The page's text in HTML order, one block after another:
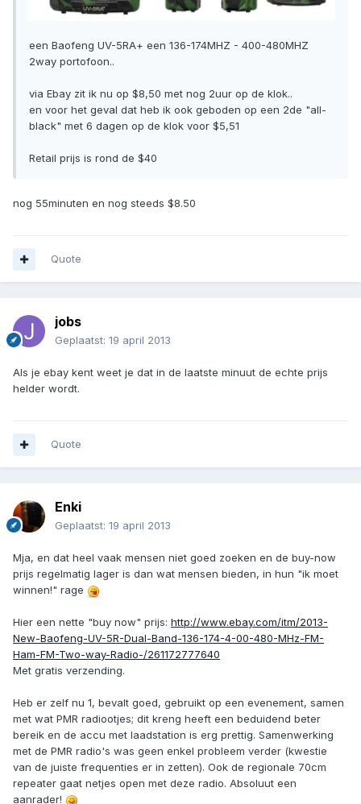
een Baofeng UV-5RA+ een 136-174MHZ - 400-480MHZ
2way portofoon..
via Ebay zit ik nu op $8,50 met nog 2uur op de klok..
en voor het geval dat heb ik ook geboden op een 2de "all-
black" met 6 dagen op de klok voor $5,51
Retail prijs is rond de $40
nog 55minuten en nog steeds $8.50
Quote
jobs
Geplaatst: 19 april 2013
Als je ebay kent weet je dat in de laatste minuut de echte prijs
helder wordt.
Quote
Enki
Geplaatst: 19 april 2013
Mja, en dat heel vaak mensen niet goed zoeken en de buy-now
prijs regelmatig lager is dan wat mensen bieden, in hun "ik moet
winnen!" rage
Hier een nette "buy now" prijs: http://www.ebay.com/itm/2013-
New-Baofeng-UV-5R-Dual-Band-136-174-4-00-480-MHz-FM-
Ham-FM-Two-way-Radio-/261172777640
Met gratis verzending.
Heb er zelf nu 1, bevalt goed, gebruikt op een evenement, samen
met wat PMR radiootjes; dit kreng heeft een beduidend beter
bereik en de accu met laadstation is erg prettig. Samenwerking
met de PMR radio's was geen enkel probleem verder (kwestie
van de juiste frequenties er in zetten). Ook de regionale 70cm
repeater gaat netjes open met deze radio. Absoluut een
aanrader!